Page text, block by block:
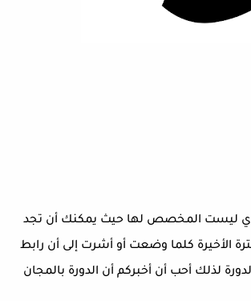
ليست المخصص لها حيث يمكنك أن تجد
الأخيرة كلما وضعت أو أشرت إلى أن رابط
لذلك أحب أن أخبركم أن الدورة بالمجان